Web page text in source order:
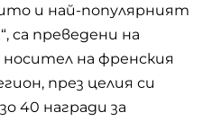
и най-популярният
са преведени на
на френския
през целия си
40 награди за